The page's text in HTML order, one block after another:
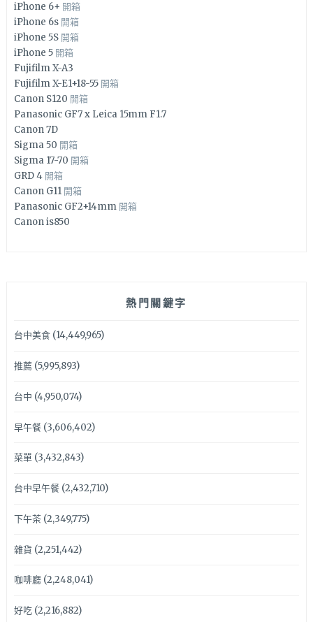
iPhone 6+ 開箱
iPhone 6s 開箱
iPhone 5S 開箱
iPhone 5 開箱
Fujifilm X-A3
Fujifilm X-E1+18-55 開箱
Canon S120 開箱
Panasonic GF7 x Leica 15mm F1.7
Canon 7D
Sigma 50 開箱
Sigma 17-70 開箱
GRD 4 開箱
Canon G11 開箱
Panasonic GF2+14mm 開箱
Canon is850
熱門關鍵字
台中美食(14,449,965)
推薦(5,995,893)
台中 (4,950,074)
早午餐(3,606,402)
菜單(3,432,843)
台中早午餐(2,432,710)
下午茶(2,349,775)
雜貨 (2,251,442)
咖啡廳(2,248,041)
好吃(2,216,882)